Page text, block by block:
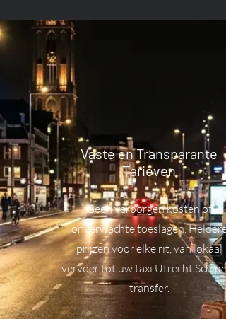
Vaste en Transparante
Tarieven
Geen verborgen kosten of
onverwachte toeslagen.
prijzen voor elke rit, van lokaal
vervoer tot uw taxi Utrecht
transfer.